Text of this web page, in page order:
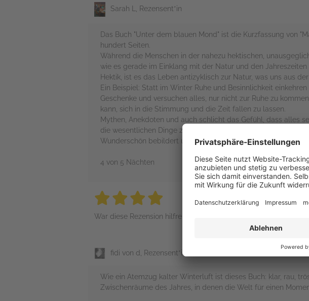
Sarah L, Rezensent*in
Das Buch "Unter dem blauen Mond" ist die Kurzfassung von
hundert Seiten.
Während die Menschen in der nahezu hektischen,
wie es gerade im Einklang mit der Natur und den
Hektik, ist es das Leben antizyklisch zur Natur, was uns aus
Ein Beispiel: Statt im Winter Ruhe und Besinnlichkeit
Geschenke und versuchen alles, nur nicht zur Ruhe zu
kann, sich in die Stimmung und die Zeit fallen zu lassen.
Mythen, Anekdoten und auch schlicht das Gefühl, dass alles
die wesentlichen Dinge zu konzentrieren.
Wunderschön bebildert und illustriert ist das Buch für alle
4 von 5 Nächten
4 stars
4 stars
4 stars
4 stars
4 stars
War diese Rezension hilfreich?
fidi von d, Rezensent*in
Wie ein Atemzug kalter Winterluft ist dieses Buch: klar, rau,
Zwischenräume des Jahres, in denen die Welt für einen